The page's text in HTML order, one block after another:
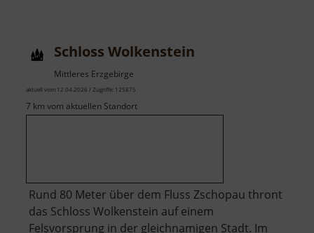
Schloss Wolkenstein
Mittleres Erzgebirge
aktuell vom 12.04.2026 / Zugriffe: 125875
7 km vom aktuellen Standort
Rund 80 Meter über dem Fluss Zschopau thront
das Schloss Wolkenstein auf einem
Felsvorsprung in der gleichnamigen Stadt. Im